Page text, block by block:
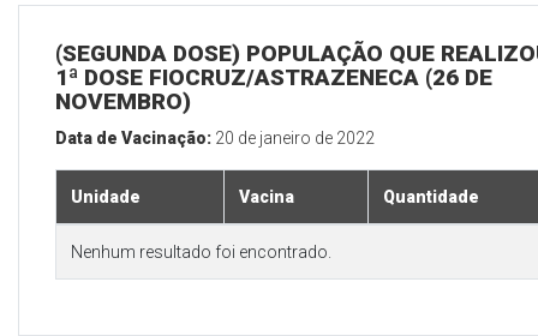
(SEGUNDA DOSE) POPULAÇÃO QUE
1ª DOSE FIOCRUZ/ASTRAZENECA (26 DE
NOVEMBRO)
Data de Vacinação: 20 de janeiro de 2022
Unidade Vacina Quantidade
Nenhum resultado foi encontrado.